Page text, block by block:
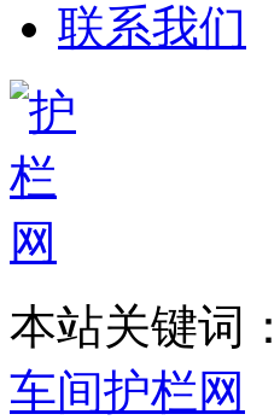
联系我们
本站关键词：
车间护栏网